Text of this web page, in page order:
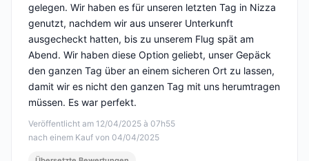
Veröffentlicht am 12/04/2025 à 07h55
nach einem Kauf von 04/04/2025
gelegen. Wir haben es für unseren letzten Tag in Nizza
genutzt, nachdem wir aus unserer Unterkunft
ausgecheckt hatten, bis zu unserem Flug spät am
Abend. Wir haben diese Option geliebt, unser Gepäck
den ganzen Tag über an einem sicheren Ort zu lassen,
damit wir es nicht den ganzen Tag mit uns herumtragen
müssen. Es war perfekt.